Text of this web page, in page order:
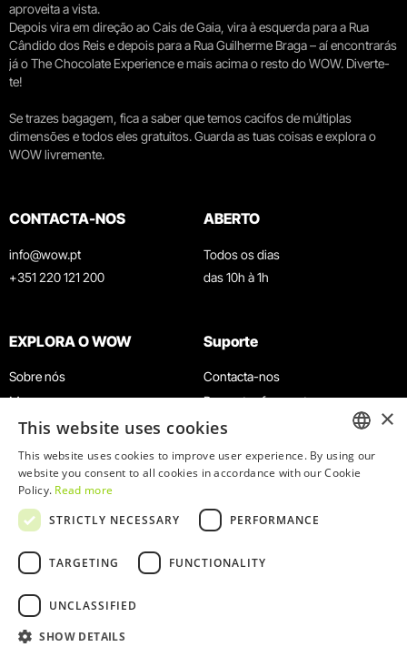
aproveita a vista.
Depois vira em direção ao Cais de Gaia, vira à esquerda para a Rua
Cândido dos Reis e depois para a Rua Guilherme Braga – aí encontrarás
já o The Chocolate Experience e mais acima o resto do WOW. Diverte-
te!
Se trazes bagagem, fica a saber que temos cacifos de múltiplas
dimensões e todos eles gratuitos. Guarda as tuas coisas e explora o
WOW livremente.
CONTACTA-NOS
info@wow.pt
+351 220 121 200
ABERTO
Todos os dias
das 10h à 1h
EXPLORA O WOW
Sobre nós
Museus
Agenda
Notícias
Restaurantes
Cartão WOW
Grupos e Eventos
Serviço Educativo
Suporte
Contacta-nos
Perguntas frequentes
Termos e Condições
Política de privacidade e cookies
Trabalha connosco
Livro de reclamações
© 2026
ENGLISH
×
This website uses cookies
This website uses cookies to improve user experience. By using our
website you consent to all cookies in accordance with our Cookie
Policy. Read more
STRICTLY NECESSARY
PERFORMANCE
TARGETING FUNCTIONALITY
UNCLASSIFIED
SHOW DETAILS